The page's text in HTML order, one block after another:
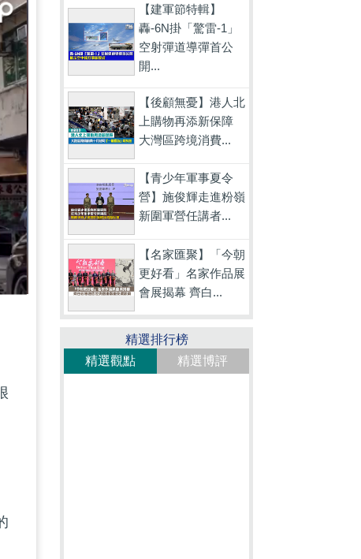
【建軍節特輯】
轟-6N掛「驚雷-1」
空射彈道導彈首公
開...
【後顧無憂】港人北
上購物再添新保障
大灣區跨境消費...
【青少年軍事夏令
營】施俊輝走進粉嶺
新圍軍營任講者...
【名家匯聚】「今朝
更好看」名家作品展
會展揭幕 齊白...
精選排行榜
精選觀點
精選博評